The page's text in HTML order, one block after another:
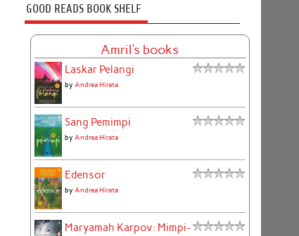
GOOD READS BOOK SHELF
Amril's books
Laskar Pelangi
by Andrea Hirata
Sang Pemimpi
by Andrea Hirata
Edensor
by Andrea Hirata
Maryamah Karpov: Mimpi-